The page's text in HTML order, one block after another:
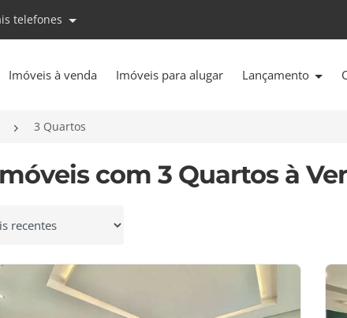
telefones
Imóveis à venda Imóveis para alugar Lançamento
3 Quartos
com 3 Quartos à
por